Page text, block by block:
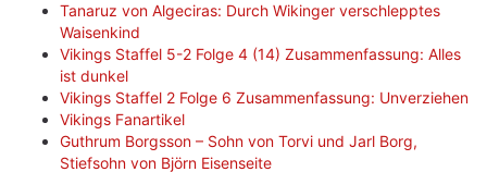
Tanaruz von Algeciras: Durch Wikinger verschlepptes
Waisenkind
Vikings Staffel 5-2 Folge 4 (14) Zusammenfassung: Alles
ist dunkel
Vikings Staffel 2 Folge 6 Zusammenfassung: Unverziehen
Vikings Fanartikel
Guthrum Borgsson – Sohn von Torvi und Jarl Borg,
Stiefsohn von Björn Eisenseite